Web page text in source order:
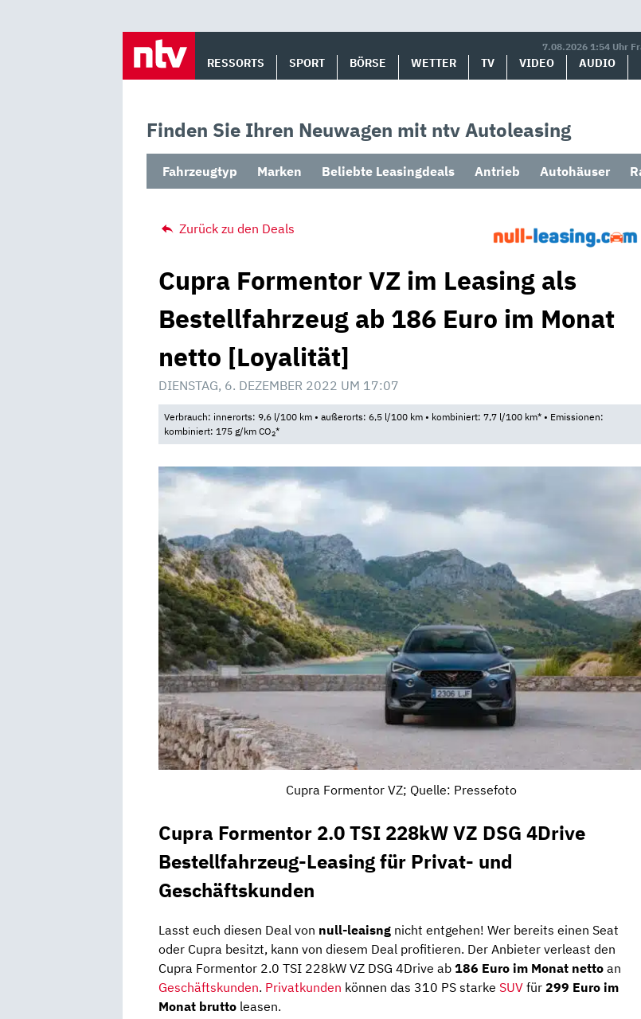
7.08.2026 1:54 Uhr
RESSORTS SPORT BÖRSE WETTER TV VIDEO AUDIO
Finden Sie Ihren Neuwagen mit ntv Autoleasing
Fahrzeugtyp Marken Beliebte Leasingdeals Antrieb Autohäuser
Zurück zu den Deals
Cupra Formentor VZ im Leasing als
Bestellfahrzeug ab 186 Euro im Monat
netto [Loyalität]
DIENSTAG, 6. DEZEMBER 2022 UM 17:07
Verbrauch: innerorts: 9,6 l/100 km • außerorts: 6,5 l/100 km • kombiniert: 7,7 l/100 km* • Emissionen:
kombiniert: 175 g/km CO2*
Cupra Formentor VZ; Quelle: Pressefoto
Cupra Formentor 2.0 TSI 228kW VZ DSG 4Drive
Bestellfahrzeug-Leasing für Privat- und
Geschäftskunden
Lasst euch diesen Deal von null-leaisng nicht entgehen! Wer bereits einen Seat
oder Cupra besitzt, kann von diesem Deal profitieren. Der Anbieter verleast den
Cupra Formentor 2.0 TSI 228kW VZ DSG 4Drive ab 186 Euro im Monat netto an
Geschäftskunden. Privatkunden können das 310 PS starke SUV für 299 Euro im
Monat brutto leasen.